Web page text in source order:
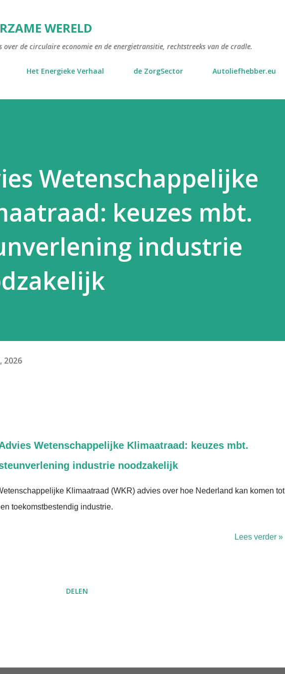
WERELD
over de circulaire economie en de energietransitie, rechtstreeks van de cradle.
Het Energieke Verhaal de ZorgSector Autoliefhebber.eu
Wetenschappelijke
keuzes mbt.
industrie
2026
Wetenschappelijke Klimaatraad: keuzes mbt.
industrie noodzakelijk
Klimaatraad (WKR) advies over hoe Nederland kan komen tot
toekomstbestendig industrie.
Lees verder »
DELEN